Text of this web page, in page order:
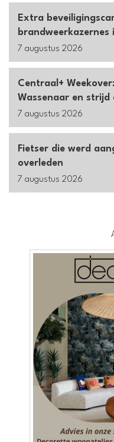
Extra
brandweerkazernes
7 augustus 2026
Centraal+
Wassenaar en strijd
7 augustus 2026
Fietser die werd
overleden
7 augustus 2026